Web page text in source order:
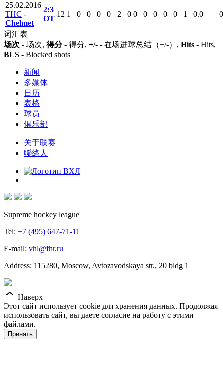
25.02.2016
THC -
Chelmet
2:3
ОТ
12 1 0 0 0 0 2 0 0 0 0 0 0 1 0.0 0
词汇表
场次 - 场次, 得分- 得分, +/- - 在场进球总结（+/-）, Hits - Hits,
BLS - Blocked shots
新闻
多媒体
日历
表格
球员
俱乐部
关于联赛
聯絡人
Supreme hockey league
Tel: +7 (495) 647-71-11
E-mail: vhl@fhr.ru
Address: 115280, Moscow, Avtozavodskaya str., 20 bldg 1
Наверх
Этот сайт использует cookie для хранения данных. Продолжая
использовать сайт, вы даете согласие на работу с этими
файлами.
Принять